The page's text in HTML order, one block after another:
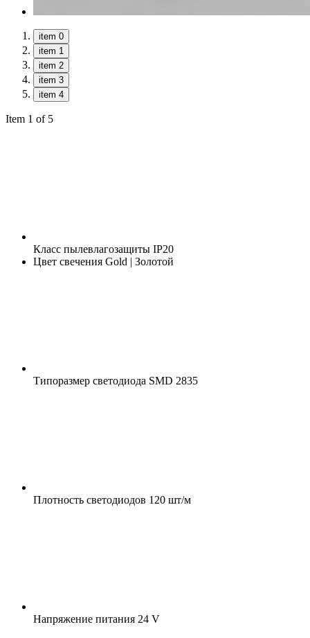
item 0
item 1
item 2
item 3
item 4
Item 1 of 5
Класс пылевлагозащиты IP20
Цвет свечения Gold | Золотой
Типоразмер светодиода SMD 2835
Плотность светодиодов 120 шт/м
Напряжение питания 24 V